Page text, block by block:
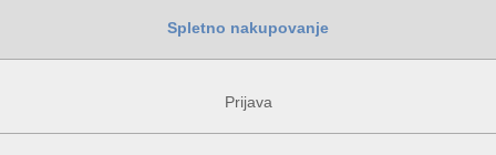
Spletno nakupovanje
Prijava